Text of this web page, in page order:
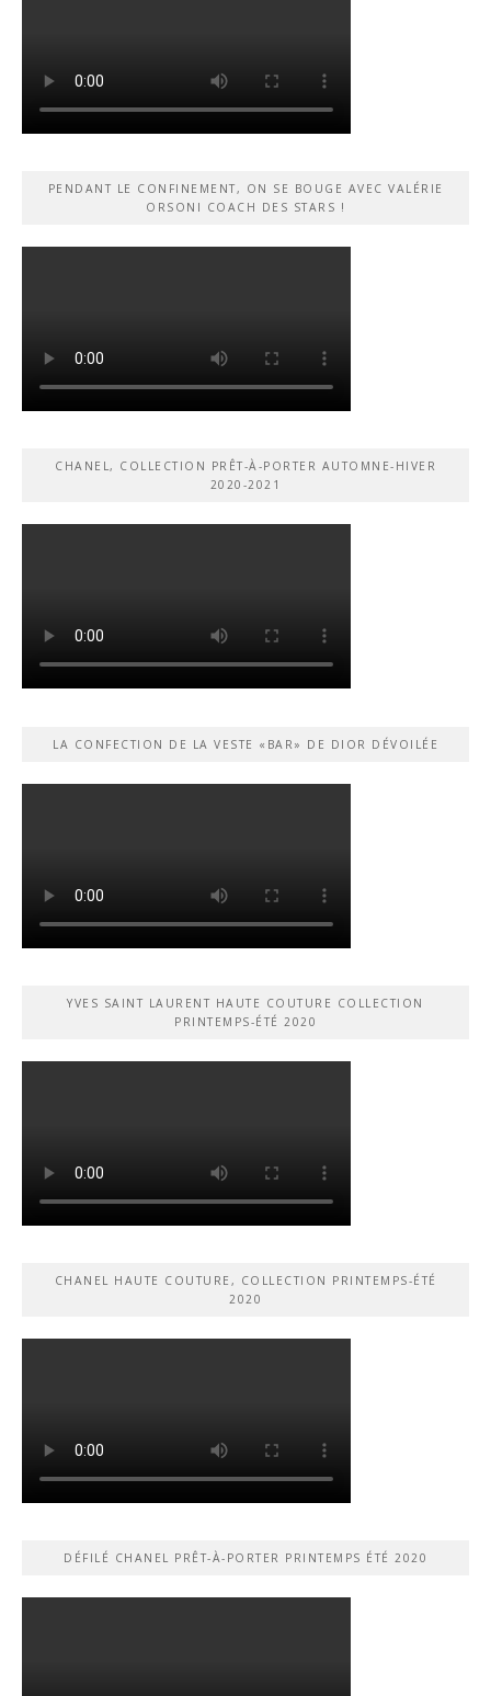
PENDANT LE CONFINEMENT, ON SE BOUGE AVEC VALÉRIE
ORSONI COACH DES STARS !
CHANEL, COLLECTION PRÊT-À-PORTER AUTOMNE-HIVER
2020-2021
LA CONFECTION DE LA VESTE «BAR» DE DIOR DÉVOILÉE
YVES SAINT LAURENT HAUTE COUTURE COLLECTION
PRINTEMPS-ÉTÉ 2020
CHANEL HAUTE COUTURE, COLLECTION PRINTEMPS-ÉTÉ
2020
DÉFILÉ CHANEL PRÊT-À-PORTER PRINTEMPS ÉTÉ 2020